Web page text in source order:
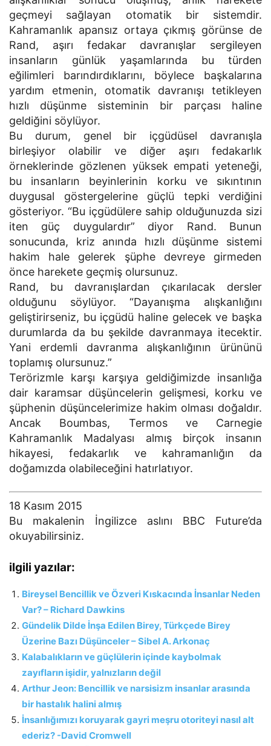
geçmeyi sağlayan otomatik bir sistemdir.
Kahramanlık apansız ortaya çıkmış görünse de
Rand, aşırı fedakar davranışlar sergileyen
insanların günlük yaşamlarında bu türden
eğilimleri barındırdıklarını, böylece başkalarına
yardım etmenin, otomatik davranışı tetikleyen
hızlı düşünme sisteminin bir parçası haline
geldiğini söylüyor.
Bu durum, genel bir içgüdüsel davranışla
birleşiyor olabilir ve diğer aşırı fedakarlık
örneklerinde gözlenen yüksek empati yeteneği,
bu insanların beyinlerinin korku ve sıkıntının
duygusal göstergelerine güçlü tepki verdiğini
gösteriyor. “Bu içgüdülere sahip olduğunuzda sizi
iten güç duygulardır” diyor Rand. Bunun
sonucunda, kriz anında hızlı düşünme sistemi
hakim hale gelerek şüphe devreye girmeden
önce harekete geçmiş olursunuz.
Rand, bu davranışlardan çıkarılacak dersler
olduğunu söylüyor. “Dayanışma alışkanlığını
geliştirirseniz, bu içgüdü haline gelecek ve başka
durumlarda da bu şekilde davranmaya itecektir.
Yani erdemli davranma alışkanlığının ürününü
toplamış olursunuz.”
Terörizmle karşı karşıya geldiğimizde insanlığa
dair karamsar düşüncelerin gelişmesi, korku ve
şüphenin düşüncelerimize hakim olması doğaldır.
Ancak Boumbas, Termos ve Carnegie
Kahramanlık Madalyası almış birçok insanın
hikayesi, fedakarlık ve kahramanlığın da
doğamızda olabileceğini hatırlatıyor.
18 Kasım 2015
Bu makalenin İngilizce aslını BBC Future’da
okuyabilirsiniz.
ilgili yazılar:
Bireysel Bencillik ve Özveri Kıskacında İnsanlar Neden
Var? – Richard Dawkins
Gündelik Dilde İnşa Edilen Birey, Türkçede Birey
Üzerine Bazı Düşünceler – Sibel A. Arkonaç
Kalabalıkların ve güçlülerin içinde kaybolmak
zayıfların işidir, yalnızların değil
Arthur Jeon: Bencillik ve narsisizm insanlar arasında
bir hastalık halini almış
İnsanlığımızı koruyarak gayri meşru otoriteyi nasıl alt
ederiz? -David Cromwell